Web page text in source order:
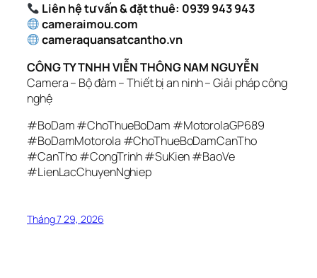
Liên hệ tư vấn & đặt thuê: 0939 943 943
cameraimou.com
cameraquansatcantho.vn
CÔNG TY TNHH VIỄN THÔNG NAM NGUYỄN
Camera – Bộ đàm – Thiết bị an ninh – Giải pháp công
nghệ
#BoDam #ChoThueBoDam #MotorolaGP689
#BoDamMotorola #ChoThueBoDamCanTho
#CanTho #CongTrinh #SuKien #BaoVe
#LienLacChuyenNghiep
Tháng 7 29, 2026